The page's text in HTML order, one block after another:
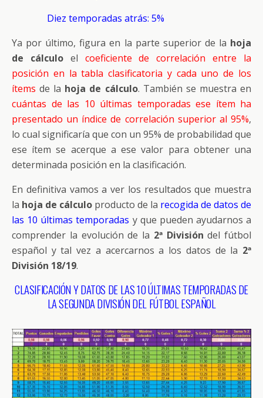
Diez temporadas atrás: 5%
Ya por último, figura en la parte superior de la hoja
de cálculoel coeficiente de correlación entre la
posición en la tabla clasificatoria y cada uno de los
ítems de la hoja de cálculo. También se muestra en
cuántas de las 10 últimas temporadas ese ítem ha
presentado un índice de correlación superior al 95%,
lo cual significaría que con un 95% de probabilidad que
ese ítem se acerque a ese valor para obtener una
determinada posición en la clasificación.
En definitiva vamos a ver los resultados que muestra
la hoja de cálculo producto de la recogida de datos de
las 10 últimas temporadas y que pueden ayudarnos a
comprender la evolución de la 2ª División del fútbol
español y tal vez a acercarnos a los datos de la 2ª
División 18/19.
CLASIFICACIÓN Y DATOS DE LAS 10 ÚLTIMAS TEMPORADAS DE
LA SEGUNDA DIVISIÓN DEL FÚTBOL ESPAÑOL